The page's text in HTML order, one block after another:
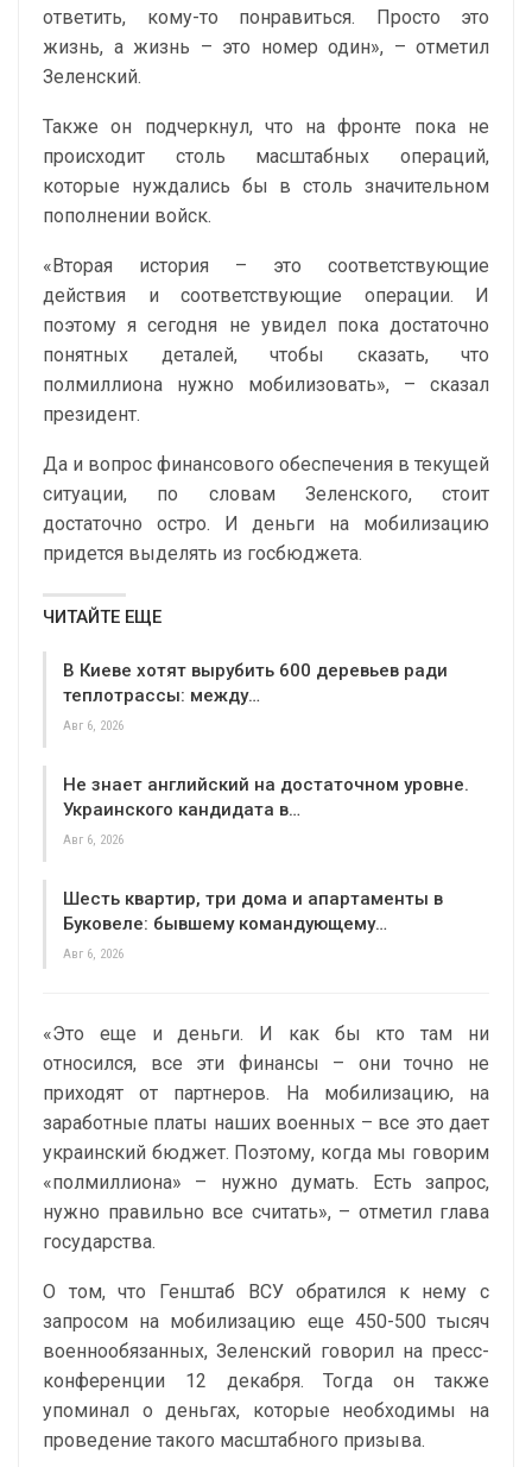
ответить, кому-то понравиться. Просто это
жизнь, а жизнь – это номер один», – отметил
Зеленский.
Также он подчеркнул, что на фронте пока не
происходит столь масштабных операций,
которые нуждались бы в столь значительном
пополнении войск.
«Вторая история – это соответствующие
действия и соответствующие операции. И
поэтому я сегодня не увидел пока достаточно
понятных деталей, чтобы сказать, что
полмиллиона нужно мобилизовать», – сказал
президент.
Да и вопрос финансового обеспечения в текущей
ситуации, по словам Зеленского, стоит
достаточно остро. И деньги на мобилизацию
придется выделять из госбюджета.
ЧИТАЙТЕ ЕЩЕ
В Киеве хотят вырубить 600 деревьев ради
теплотрассы: между…
Авг 6, 2026
Не знает английский на достаточном уровне.
Украинского кандидата в…
Авг 6, 2026
Шесть квартир, три дома и апартаменты в
Буковеле: бывшему командующему…
Авг 6, 2026
«Это еще и деньги. И как бы кто там ни
относился, все эти финансы – они точно не
приходят от партнеров. На мобилизацию, на
заработные платы наших военных – все это дает
украинский бюджет. Поэтому, когда мы говорим
«полмиллиона» – нужно думать. Есть запрос,
нужно правильно все считать», – отметил глава
государства.
О том, что Генштаб ВСУ обратился к нему с
запросом на мобилизацию еще 450-500 тысяч
военнообязанных, Зеленский говорил на пресс-
конференции 12 декабря. Тогда он также
упоминал о деньгах, которые необходимы на
проведение такого масштабного призыва.